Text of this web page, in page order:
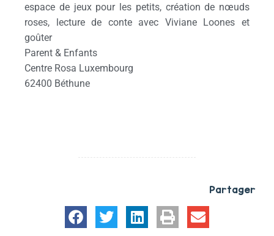
espace de jeux pour les petits, création de nœuds
roses, lecture de conte avec Viviane Loones et
goûter
Parent & Enfants
Centre Rosa Luxembourg
62400 Béthune
Partager